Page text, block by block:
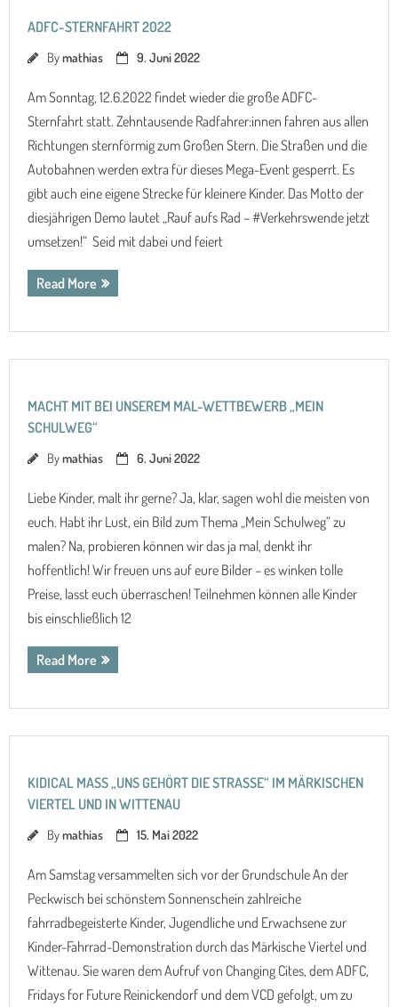
ADFC-STERNFAHRT 2022
Bymathias 9. Juni 2022
Am Sonntag, 12.6.2022 findet wieder die große ADFC-
Sternfahrt statt. Zehntausende Radfahrer:innen fahren aus allen
Richtungen sternförmig zum Großen Stern. Die Straßen und die
Autobahnen werden extra für dieses Mega-Event gesperrt. Es
gibt auch eine eigene Strecke für kleinere Kinder. Das Motto der
diesjährigen Demo lautet „Rauf aufs Rad – #Verkehrswende jetzt
umsetzen!“ Seid mit dabei und feiert
Read More
MACHT MIT BEI UNSEREM MAL-WETTBEWERB „MEIN
SCHULWEG“
Bymathias 6. Juni 2022
Liebe Kinder, malt ihr gerne? Ja, klar, sagen wohl die meisten von
euch. Habt ihr Lust, ein Bild zum Thema „Mein Schulweg“ zu
malen? Na, probieren können wir das ja mal, denkt ihr
hoffentlich! Wir freuen uns auf eure Bilder – es winken tolle
Preise, lasst euch überraschen! Teilnehmen können alle Kinder
bis einschließlich 12
Read More
KIDICAL MASS „UNS GEHÖRT DIE STRASSE“ IM MÄRKISCHEN V
IERTEL UND IN WITTENAU
Bymathias 15. Mai 2022
Am Samstag versammelten sich vor der Grundschule An der
Peckwisch bei schönstem Sonnenschein zahlreiche
fahrradbegeisterte Kinder, Jugendliche und Erwachsene zur
Kinder-Fahrrad-Demonstration durch das Märkische Viertel und
Wittenau. Sie waren dem Aufruf von Changing Cites, dem ADFC,
Fridays for Future Reinickendorf und dem VCD gefolgt, um zu